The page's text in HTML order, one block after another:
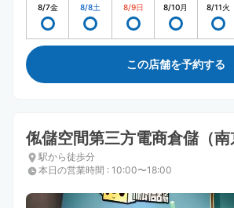
8/7金 8/8土 8/9日 8/10月 8/11火
この店舗を予約する
俬儲空間第三方電商倉儲（南
駅から徒歩分
本日の営業時間 : 10:00〜18:00